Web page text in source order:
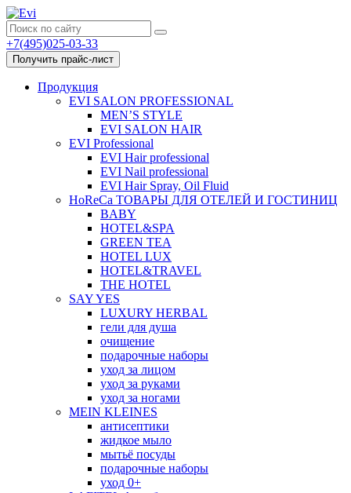
+7(495)025-03-33
Получить прайс-лист
Продукция
EVI SALON PROFESSIONAL
MEN’S STYLE
EVI SALON HAIR
EVI Professional
EVI Hair professional
EVI Nail professional
EVI Hair Spray, Oil Fluid
HoReCa ТОВАРЫ ДЛЯ ОТЕЛЕЙ И ГОСТИНИЦ
BABY
HOTEL&SPA
GREEN TEA
HOTEL LUX
HOTEL&TRAVEL
THE HOTEL
SAY YES
LUXURY HERBAL
гели для душа
очищение
подарочные наборы
уход за лицом
уход за руками
уход за ногами
MEIN KLEINES
антисептики
жидкое мыло
мытьё посуды
подарочные наборы
уход 0+